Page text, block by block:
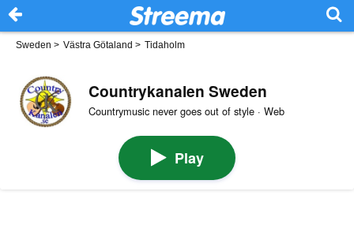
Sweden > Västra Götaland > Tidaholm
Countrykanalen Sweden
Countrymusic never goes out of style · Web
Play